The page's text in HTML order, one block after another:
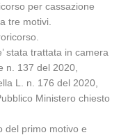
per cassazione
tre motivi.
stata trattata in camera
n. 137 del 2020,
L. n. 176 del 2020,
Ministero chiesto
del primo motivo e